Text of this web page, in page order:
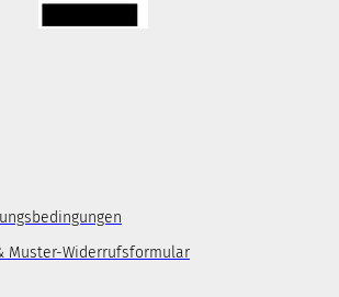
Muster-Widerrufsformular